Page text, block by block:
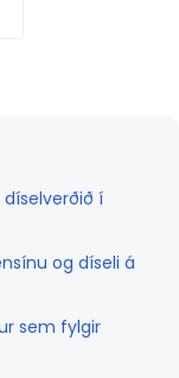
í
og díseli á
sem fylgir